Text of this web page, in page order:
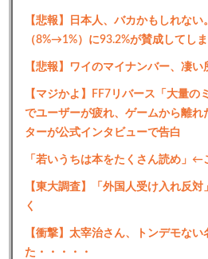
【悲報】日本人、バカかもしれな
（8%→1%）に93.2%が賛成してしま
【悲報】ワイのマイナンバー、凄い
【マジかよ】FF7リバース「大量の
でユーザーが疲れ、ゲームから離れ
ターが公式インタビューで告白
「若いうちは本をたくさん読め」←
【東大調査】「外国人受け入れ反
く
【衝撃】太宰治さん、トンデモな
た・・・・・